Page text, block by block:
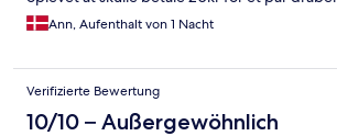
Ann, Aufenthalt von 1 Nacht
Verifizierte Bewertung
10/10 – Außergewöhnlich